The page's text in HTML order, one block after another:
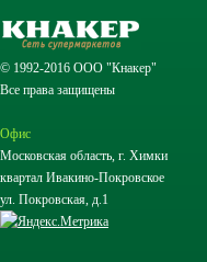
© 1992-2016 ООО "Кнакер"
Все права защищены
Офис
Московская область, г. Химки
квартал Ивакино-Покровское
ул. Покровская, д.1